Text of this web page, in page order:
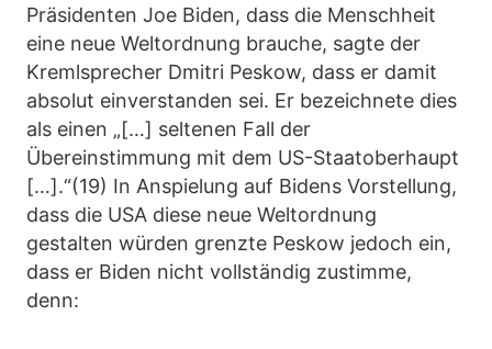
Präsidenten Joe Biden, dass die Menschheit
eine neue Weltordnung brauche, sagte der
Kremlsprecher Dmitri Peskow, dass er damit
absolut einverstanden sei. Er bezeichnete dies
als einen „[…] seltenen Fall der
Übereinstimmung mit dem US-Staatoberhaupt
[…].“(19) In Anspielung auf Bidens Vorstellung,
dass die USA diese neue Weltordnung
gestalten würden grenzte Peskow jedoch ein,
dass er Biden nicht vollständig zustimme,
denn: